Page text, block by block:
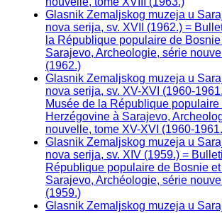
Glasnik Zemaljskog muzeja u
nova serija, sv. XVII (1962.) =
la République populaire de
Sarajevo, Archeologie, série
(1962.)
Glasnik Zemaljskog muzeja u
nova serija, sv. XV-XVI (1960-
Musée de la République
Herzégovine à Sarajevo,
nouvelle, tome XV-XVI (1960-
Glasnik Zemaljskog muzeja u
nova serija, sv. XIV (1959.) =
République populaire de Bosnie
Sarajevo, Archéologie, série
(1959.)
Glasnik Zemaljskog muzeja u